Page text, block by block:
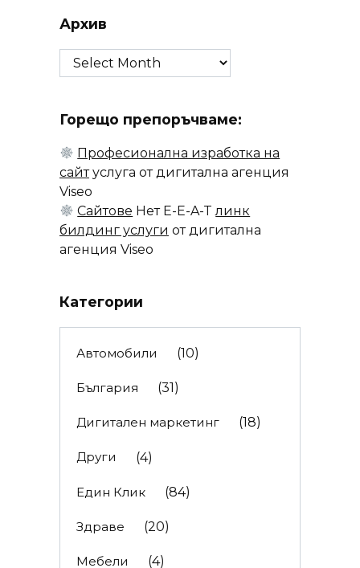
Архив
Архив
Горещо препоръчваме:
Професионална изработка на
сайтуслуга от дигитална агенция
Viseo
Сайтове Нет E-E-A-Tлинк
билдинг услуги от дигитална
агенция Viseo
Категории
Автомобили (10)
България (31)
Дигитален маркетинг (18)
Други (4)
Един Клик (84)
Здраве (20)
Мебели (4)